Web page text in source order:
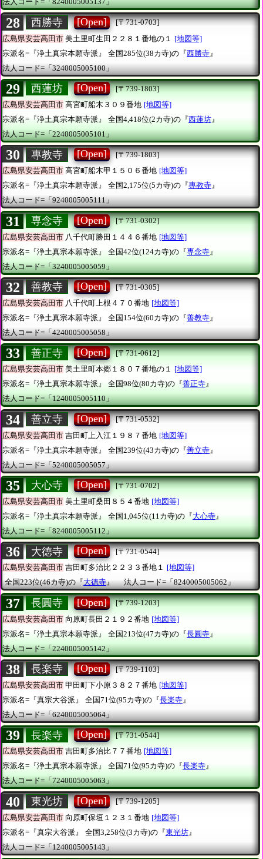
28 西勝寺 [Open]
[〒731-0703]
広島県安芸高田市 美土里町生田２２８１番地の１
[地図等]
宗派名=『浄土真宗本願寺派』
全国285位(38カ寺)の『西勝寺 』
法人コード=「3240005005100」
29 西蓮坊 [Open]
[〒739-1803]
広島県安芸高田市 高宮町船木３０９番地 [地図等]
宗派名=『浄土真宗本願寺派』
全国4,418位(2カ寺)の『西蓮坊 』
法人コード=「2240005005101」
30 專教寺 [Open]
[〒739-1803]
広島県安芸高田市 高宮町船木甲１５０６番地 [地図等]
宗派名=『浄土真宗本願寺派』
全国2,175位(5カ寺)の『專教寺』
法人コード=「9240005005111」
31 専念寺 [Open]
[〒731-0302]
広島県安芸高田市 八千代町勝田１４４６番地 [地図等]
宗派名=『浄土真宗本願寺派』
全国42位(124カ寺)の『専念寺 』
法人コード=「3240005005059」
32 善教寺 [Open]
[〒731-0305]
広島県安芸高田市 八千代町上根４７０番地 [地図等]
宗派名=『浄土真宗本願寺派』
全国154位(60カ寺)の『善教寺 』
法人コード=「4240005005058」
33 善正寺 [Open]
[〒731-0612]
広島県安芸高田市 美土里町本郷１８０７番地の１ [地図等]
宗派名=『浄土真宗本願寺派』
全国98位(80カ寺)の『善正寺』
法人コード=「1240005005110」
34 善立寺 [Open]
[〒731-0532]
広島県安芸高田市 吉田町上入江１９８７番地 [地図等]
宗派名=『浄土真宗本願寺派』
全国239位(43カ寺)の『善立寺 』
法人コード=「5240005005057」
35 大心寺 [Open]
[〒731-0702]
広島県安芸高田市 美土里町桑田８５４番地 [地図等]
宗派名=『浄土真宗本願寺派』
全国1,045位(11カ寺)の『大心寺 』
法人コード=「8240005005112」
36 大徳寺 [Open]
[〒731-0544]
広島県安芸高田市 吉田町多治比２２３３番地１ [地図等]
全国223位(46カ寺)の『大徳寺』 法人コード=「8240005005062」
37 長圓寺 [Open]
[〒739-1203]
広島県安芸高田市 向原町長田２１９２番地 [地図等]
宗派名=『浄土真宗本願寺派』
全国213位(47カ寺)の『長圓寺 』
法人コード=「2240005005142」
38 長楽寺 [Open]
[〒739-1103]
広島県安芸高田市 甲田町下小原３８２７番地 [地図等]
宗派名=『真宗大谷派』
全国71位(95カ寺)の『長楽寺 』
法人コード=「6240005005064」
39 長楽寺 [Open]
[〒731-0544]
広島県安芸高田市 吉田町多治比７７番地 [地図等]
宗派名=『浄土真宗本願寺派』
全国71位(95カ寺)の『長楽寺』
法人コード=「7240005005063」
40 東光坊 [Open]
[〒739-1205]
広島県安芸高田市 向原町保垣１２３１番地 [地図等]
宗派名=『真宗大谷派』
全国3,258位(3カ寺)の『東光坊 』
法人コード=「1240005005143」